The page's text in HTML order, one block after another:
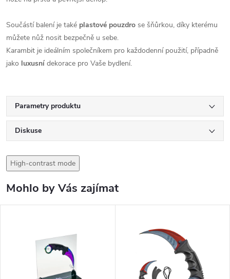
Součástí balení je také plastové pouzdro se šňůrkou, díky kterému
můžete nůž nosit bezpečně u sebe.
Karambit je ideálním společníkem pro každodenní použití, případně
jako luxusní dekorace pro Vaše bydlení.
Parametry produktu
Diskuse
High-contrast mode
Mohlo by Vás zajímat